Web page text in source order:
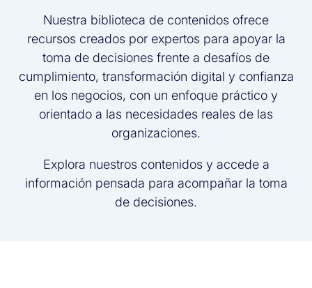
Nuestra biblioteca de contenidos ofrece
recursos creados por expertos para apoyar la
toma de decisiones frente a desafíos de
cumplimiento, transformación digital y confianza
en los negocios, con un enfoque práctico y
orientado a las necesidades reales de las
organizaciones.
Explora nuestros contenidos y accede a
información pensada para acompañar la toma
de decisiones.